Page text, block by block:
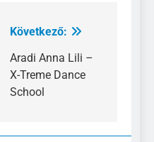
Következő:
Aradi Anna Lili –
X-Treme Dance
School